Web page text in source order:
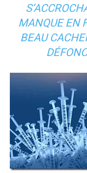
MANQUE EN
BEAU